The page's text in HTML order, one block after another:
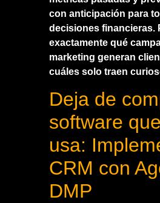
con anticipación para
decisiones financieras.
exactamente qué
marketing generan
cuáles solo traen
Deja de
software
usa:
CRM con
DMP